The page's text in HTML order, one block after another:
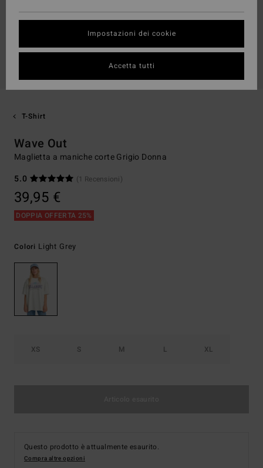
T-Shirt
Wave Out
Maglietta a maniche corte Grigio Donna
5.0
(1 Recensioni)
39,95 €
DOPPIA OFFERTA 25%
Colori Light Grey
XS S M L XL
Questo prodotto è attualmente esaurito.
Compra altre opzioni
Impostazioni dei cookie
Accetta tutti